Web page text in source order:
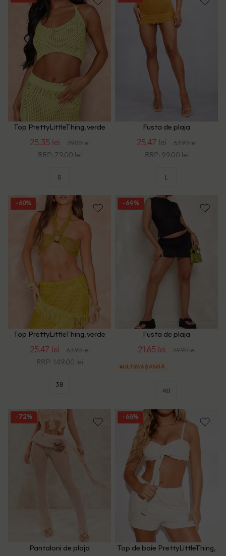
Top PrettyLittleThing, verde
25.35 lei 39.00 lei
RRP: 79.00 lei
S
Fusta de plaja
25.47 lei 63.90 lei
RRP: 99.00 lei
L
- 60%
Top PrettyLittleThing, verde
25.47 lei 63.90 lei
RRP: 149.00 lei
38
- 64%
Fusta de plaja
21.65 lei 59.90 lei
ULTIMA ȘANSĂ
40
- 72%
Pantaloni de plaja
- 66%
Top de baie PrettyLittleThing,